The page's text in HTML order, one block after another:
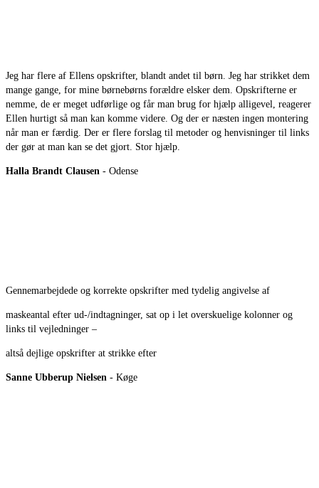
Jeg har flere af Ellens opskrifter, blandt andet til børn. Jeg har strikket dem
mange gange, for mine børnebørns forældre elsker dem. Opskrifterne er
nemme, de er meget udførlige og får man brug for hjælp alligevel, reagerer
Ellen hurtigt så man kan komme videre. Og der er næsten ingen montering
når man er færdig. Der er flere forslag til metoder og henvisninger til links
der gør at man kan se det gjort. Stor hjælp.
Halla Brandt Clausen - Odense
Gennemarbejdede og korrekte opskrifter med tydelig angivelse af
maskeantal efter ud-/indtagninger, sat op i let overskuelige kolonner og
links til vejledninger –
altså dejlige opskrifter at strikke efter
Sanne Ubberup Nielsen - Køge